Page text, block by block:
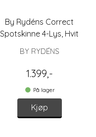
By Rydéns Correct
Spotskinne 4-Lys, Hvit
BY RYDÉNS
1.399,-
På lager
Kjøp